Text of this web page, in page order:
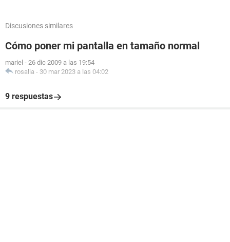
Discusiones similares
Cómo poner mi pantalla en tamaño normal
mariel - 26 dic 2009 a las 19:54
rosalia - 30 mar 2023 a las 04:02
9 respuestas